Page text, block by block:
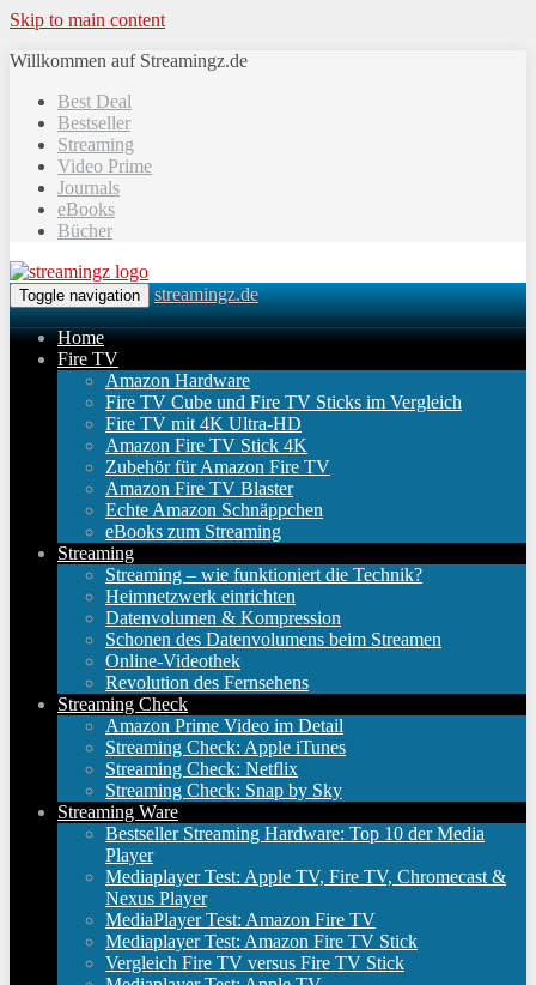
Skip to main content
Willkommen auf Streamingz.de
Best Deal
Bestseller
Streaming
Video Prime
Journals
eBooks
Bücher
Toggle navigation streamingz.de
Home
Fire TV
Amazon Hardware
Fire TV Cube und Fire TV Sticks im Vergleich
Fire TV mit 4K Ultra-HD
Amazon Fire TV Stick 4K
Zubehör für Amazon Fire TV
Amazon Fire TV Blaster
Echte Amazon Schnäppchen
eBooks zum Streaming
Streaming
Streaming – wie funktioniert die Technik?
Heimnetzwerk einrichten
Datenvolumen & Kompression
Schonen des Datenvolumens beim Streamen
Online-Videothek
Revolution des Fernsehens
Streaming Check
Amazon Prime Video im Detail
Streaming Check: Apple iTunes
Streaming Check: Netflix
Streaming Check: Snap by Sky
Streaming Ware
Bestseller Streaming Hardware: Top 10 der Media
Player
Mediaplayer Test: Apple TV, Fire TV, Chromecast &
Nexus Player
MediaPlayer Test: Amazon Fire TV
Mediaplayer Test: Amazon Fire TV Stick
Vergleich Fire TV versus Fire TV Stick